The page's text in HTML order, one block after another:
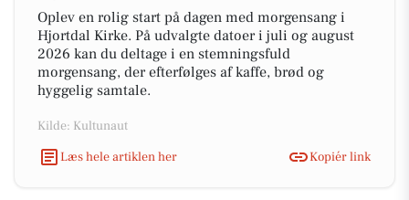
Oplev en rolig start på dagen med morgensang i
Hjortdal Kirke. På udvalgte datoer i juli og august
2026 kan du deltage i en stemningsfuld
morgensang, der efterfølges af kaffe, brød og
hyggelig samtale.
Kilde: Kultunaut
Læs hele artiklen her
Kopiér link